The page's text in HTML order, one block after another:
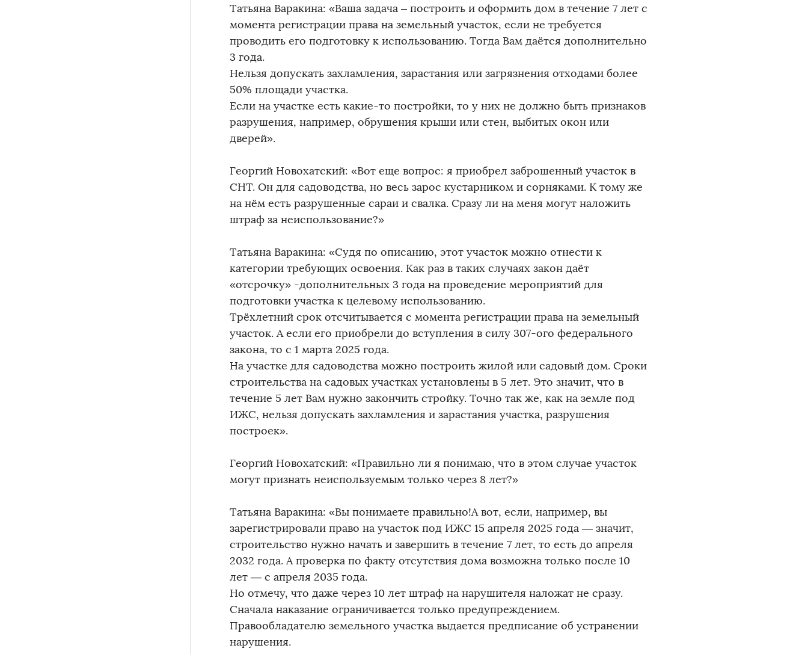
Татьяна Варакина: «Ваша задача – построить и оформить дом в течение 7 лет с
момента регистрации права на земельный участок, если не требуется
проводить его подготовку к использованию. Тогда Вам даётся дополнительно
3 года.
Нельзя допускать захламления, зарастания или загрязнения отходами более
50% площади участка.
Если на участке есть какие-то постройки, то у них не должно быть признаков
разрушения, например, обрушения крыши или стен, выбитых окон или
дверей».
Георгий Новохатский: «Вот еще вопрос: я приобрел заброшенный участок в
СНТ. Он для садоводства, но весь зарос кустарником и сорняками. К тому же
на нём есть разрушенные сараи и свалка. Сразу ли на меня могут наложить
штраф за неиспользование?»
Татьяна Варакина: «Судя по описанию, этот участок можно отнести к
категории требующих освоения. Как раз в таких случаях закон даёт
«отсрочку» -дополнительных 3 года на проведение мероприятий для
подготовки участка к целевому использованию.
Трёхлетний срок отсчитывается с момента регистрации права на земельный
участок. А если его приобрели до вступления в силу 307-ого федерального
закона, то с 1 марта 2025 года.
На участке для садоводства можно построить жилой или садовый дом. Сроки
строительства на садовых участках установлены в 5 лет. Это значит, что в
течение 5 лет Вам нужно закончить стройку. Точно так же, как на земле под
ИЖС, нельзя допускать захламления и зарастания участка, разрушения
построек».
Георгий Новохатский: «Правильно ли я понимаю, что в этом случае участок
могут признать неиспользуемым только через 8 лет?»
Татьяна Варакина: «Вы понимаете правильно!А вот, если, например, вы
зарегистрировали право на участок под ИЖС 15 апреля 2025 года — значит,
строительство нужно начать и завершить в течение 7 лет, то есть до апреля
2032 года. А проверка по факту отсутствия дома возможна только после 10
лет — с апреля 2035 года.
Но отмечу, что даже через 10 лет штраф на нарушителя наложат не сразу.
Сначала наказание ограничивается только предупреждением.
Правообладателю земельного участка выдается предписание об устранении
нарушения.